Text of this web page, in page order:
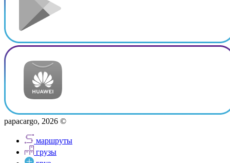
papacargo, 2026 ©
маршруты
грузы